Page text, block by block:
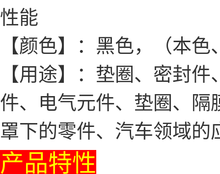
性能
【颜色】：黑色，（本色
【用途】：垫圈、密封
件、电气元件、垫圈、隔
罩下的零件、汽车领域
产品特性